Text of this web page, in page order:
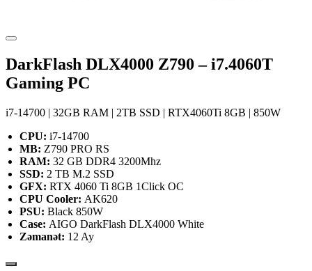
DarkFlash DLX4000 Z790 – i7.4060T
Gaming PC
i7-14700 | 32GB RAM | 2TB SSD | RTX4060Ti 8GB | 850W
CPU: i7-14700
MB: Z790 PRO RS
RAM: 32 GB DDR4 3200Mhz
SSD: 2 TB M.2 SSD
GFX: RTX 4060 Ti 8GB 1Click OC
CPU Cooler: AK620
PSU: Black 850W
Case: AIGO DarkFlash DLX4000 White
Zəmanət: 12 Ay